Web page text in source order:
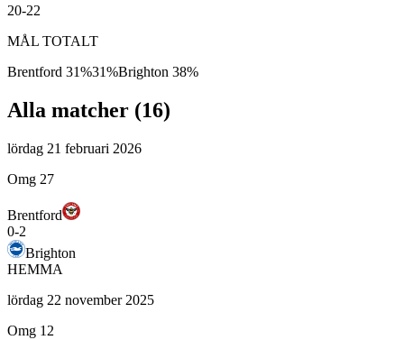
20-22
MÅL TOTALT
Brentford 31%31%Brighton 38%
Alla matcher (16)
lördag 21 februari 2026
Omg 27
Brentford
0-2
Brighton
HEMMA
lördag 22 november 2025
Omg 12